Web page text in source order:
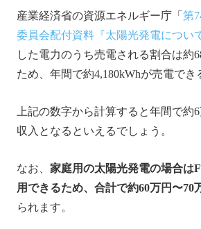
産業経済省の資源エネルギー庁「 第
委員会配付資料『太陽光発電につい
した電力のうち売電される割合は約
ため、年間で約4,180kWhが売電でき
上記の数字から計算すると年間で約
収入となるといえるでしょう。
なお、 家庭用の太陽光発電の場合は
用できるため、合計で約60万円〜70
られます。